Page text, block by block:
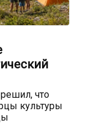
что
культуры